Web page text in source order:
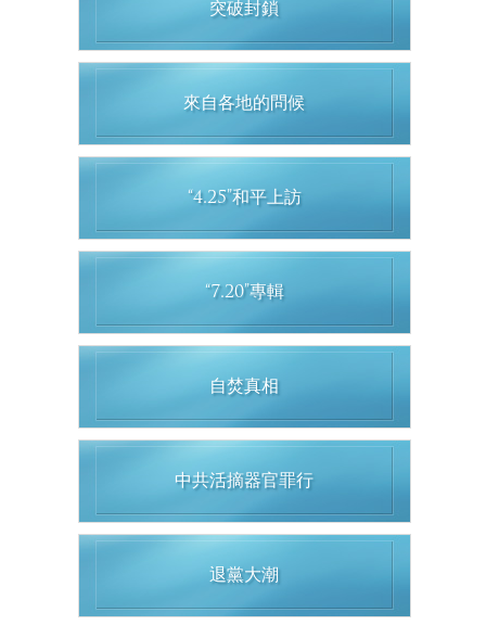
突破封鎖
來自各地的問候
“4.25”和平上訪
“7.20”專輯
自焚真相
中共活摘器官罪行
退黨大潮